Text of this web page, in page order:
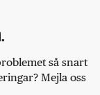
så snart
Mejla oss